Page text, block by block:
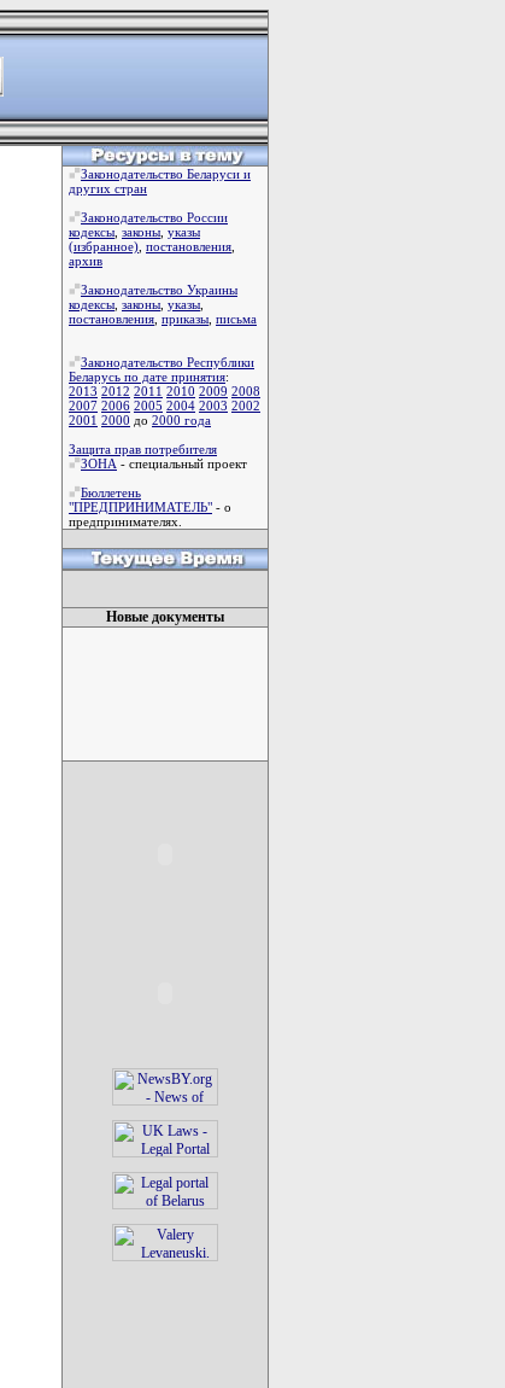
Законодательство Беларуси и
других стран
Законодательство России
кодексы законы указы
(избранное) постановления
архив
Законодательство Украины
кодексы законы указы
постановления приказы письма
Законодательство Республики
Беларусь по дате принятия:
2013 2012 2011 2010 2009 2008
2007 2006 2005 2004 2003 2002
2001 2000 до 2000 года
Защита прав потребителя
ЗОНА - специальный проект
Бюллетень
"ПРЕДПРИНИМАТЕЛЬ" - о
предпринимателях.
Новые документы